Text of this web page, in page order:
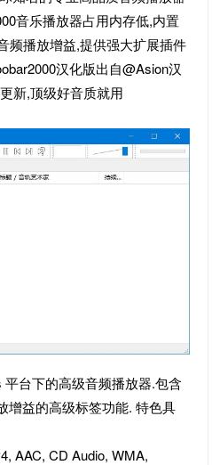
音乐播放器占用内存低,内置
频播放增益,提供强大扩展插件
汉化版出自@Asion汉
新,顶级好音质就用
台下的高级音频播放器.包含
增益的高级标签功能. 特色具
AAC, CD Audio, WMA,